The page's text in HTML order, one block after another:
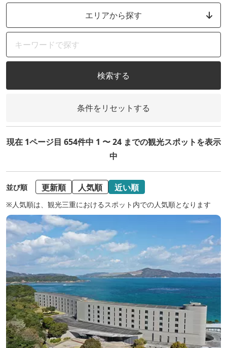
エリアから探す
検索する
条件をリセットする
現在 1ページ目 654件中 1 〜 24 までの観光スポットを表示
中
並び順 更新順 人気順 近い順
※人気順は、観光三重におけるスポット内での人気順となります